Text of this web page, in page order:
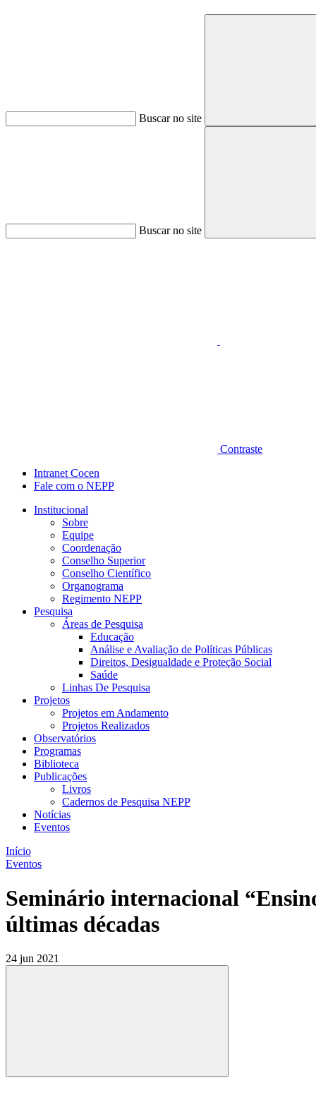
Buscar no site
Buscar no site
Contraste
Intranet Cocen
Fale com o NEPP
Institucional
Sobre
Equipe
Coordenação
Conselho Superior
Conselho Científico
Organograma
Regimento NEPP
Pesquisa
Áreas de Pesquisa
Educação
Análise e Avaliação de Políticas Públicas
Direitos, Desigualdade e Proteção Social
Saúde
Linhas De Pesquisa
Projetos
Projetos em Andamento
Projetos Realizados
Observatórios
Programas
Biblioteca
Publicações
Livros
Cadernos de Pesquisa NEPP
Notícias
Eventos
Início
Eventos
Seminário internacional
últimas décadas
24 jun 2021
Compartilhar